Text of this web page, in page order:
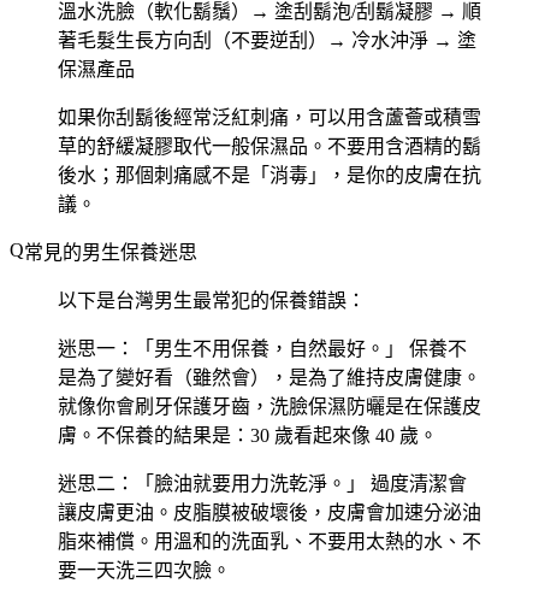
溫水洗臉（軟化鬍鬚）→ 塗刮鬍泡/刮鬍凝膠 → 順
著毛髮生長方向刮（不要逆刮）→ 冷水沖淨 → 塗
保濕產品
如果你刮鬍後經常泛紅刺痛，可以用含蘆薈或積雪
草的舒緩凝膠取代一般保濕品。不要用含酒精的鬍
後水；那個刺痛感不是「消毒」，是你的皮膚在抗
議。
常見的男生保養迷思
以下是台灣男生最常犯的保養錯誤：
迷思一：「男生不用保養，自然最好。」
保養不
是為了變好看（雖然會），是為了維持皮膚健康。
就像你會刷牙保護牙齒，洗臉保濕防曬是在保護皮
膚。不保養的結果是：30 歲看起來像 40 歲。
迷思二：「臉油就要用力洗乾淨。」
過度清潔會
讓皮膚更油。皮脂膜被破壞後，皮膚會加速分泌油
脂來補償。用溫和的洗面乳、不要用太熱的水、不
要一天洗三四次臉。